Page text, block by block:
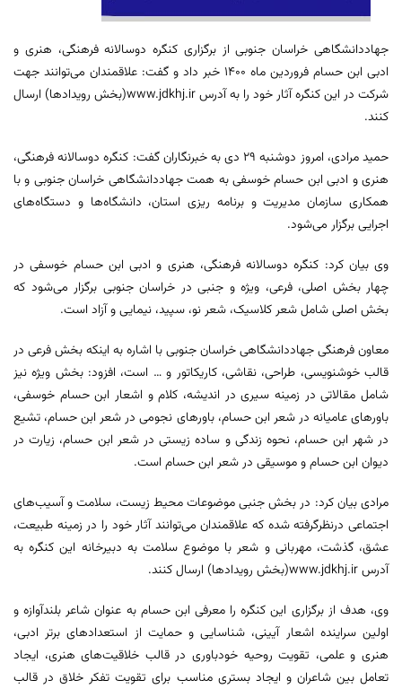
جهاددانشگاهی خراسان جنوبی از برگزاری کنگره دوسالانه فرهنگی، هنری و
ادبی ابن حسام فروردین ماه ۱۴۰۰ خبر داد و گفت: علاقمندان می‌توانند جهت
شرکت در این کنگره آثار خود را به آدرس www.jdkhj.ir(بخش رویدادها) ارسال
کنند.
حمید مرادی، امروز دوشنبه ۲۹ دی به خبرنگاران گفت: کنگره دوسالانه فرهنگی،
هنری و ادبی ابن حسام خوسفی به همت جهاددانشگاهی خراسان جنوبی و با
همکاری سازمان مدیریت و برنامه ریزی استان، دانشگاه‌ها و دستگاه‌های
اجرایی برگزار می‌شود.
وی بیان کرد: کنگره دوسالانه فرهنگی، هنری و ادبی ابن حسام خوسفی در
چهار بخش اصلی، فرعی، ویژه و جنبی در خراسان جنوبی برگزار می‌شود که
بخش اصلی شامل شعر کلاسیک، شعر نو، سپید، نیمایی و آزاد است.
معاون فرهنگی جهاددانشگاهی خراسان جنوبی با اشاره به اینکه بخش فرعی در
قالب خوشنویسی، طراحی، نقاشی، کاریکاتور و … است، افزود: بخش ویژه نیز
شامل مقالاتی در زمینه سیری در اندیشه، کلام و اشعار ابن حسام خوسفی،
باورهای عامیانه در شعر ابن حسام، باورهای نجومی در شعر ابن حسام، تشیع
در شهر ابن حسام، نحوه زندگی و ساده زیستی در شعر ابن حسام، زیارت در
دیوان ابن حسام و موسیقی در شعر ابن حسام است.
مرادی بیان کرد: در بخش جنبی موضوعات محیط زیست، سلامت و آسیب‌های
اجتماعی درنظرگرفته شده که علاقمندان می‌توانند آثار خود را در زمینه طبیعت،
عشق، گذشت، مهربانی و شعر با موضوع سلامت به دبیرخانه این کنگره به
آدرس www.jdkhj.ir(بخش رویدادها) ارسال کنند.
وی، هدف از برگزاری این کنگره را معرفی ابن حسام به عنوان‌ شاعر بلندآوازه و
اولین سراینده اشعار آیینی، شناسایی و حمایت از استعدادهای برتر ادبی،
هنری و علمی، تقویت روحیه خودباوری در قالب خلاقیت‌های هنری‌، ایجاد
تعامل بین شاعران و ایجاد بستری مناسب برای تقویت تفکر خلاق در قالب